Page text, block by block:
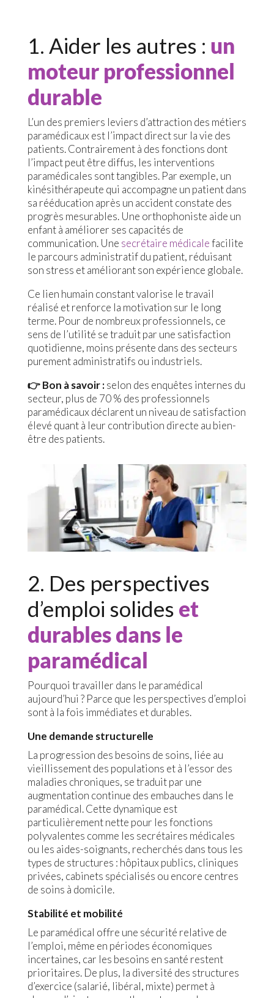
1. Aider les autres : un
moteur professionnel
durable
L’un des premiers leviers d’attraction des métiers
paramédicaux est l’impact direct sur la vie des
patients. Contrairement à des fonctions dont
l’impact peut être diffus, les interventions
paramédicales sont tangibles. Par exemple, un
kinésithérapeute qui accompagne un patient dans
sa rééducation après un accident constate des
progrès mesurables. Une orthophoniste aide un
enfant à améliorer ses capacités de
communication. Une secrétaire médicalefacilite
le parcours administratif du patient, réduisant
son stress et améliorant son expérience globale.
Ce lien humain constant valorise le travail
réalisé et renforce la motivation sur le long
terme. Pour de nombreux professionnels, ce
sens de l’utilité se traduit par une satisfaction
quotidienne, moins présente dans des secteurs
purement administratifs ou industriels.
👉 Bon à savoir :selon des enquêtes internes du
secteur, plus de 70 % des professionnels
paramédicaux déclarent un niveau de satisfaction
élevé quant à leur contribution directe au bien-
être des patients.
2. Des perspectives
d’emploi solides et
durables dans le
paramédical
Pourquoi travailler dans le paramédical
aujourd’hui ? Parce que les perspectives d’emploi
sont à la fois immédiates et durables.
Une demande structurelle
La progression des besoins de soins, liée au
vieillissement des populations et à l’essor des
maladies chroniques, se traduit par une
augmentation continue des embauches dans le
paramédical. Cette dynamique est
particulièrement nette pour les fonctions
polyvalentes comme les secrétaires médicales
ou les aides-soignants, recherchés dans tous les
types de structures : hôpitaux publics, cliniques
privées, cabinets spécialisés ou encore centres
de soins à domicile.
Stabilité et mobilité
Le paramédical offre une sécurité relative de
l’emploi, même en périodes économiques
incertaines, car les besoins en santé restent
prioritaires. De plus, la diversité des structures
d’exercice (salarié, libéral, mixte) permet à